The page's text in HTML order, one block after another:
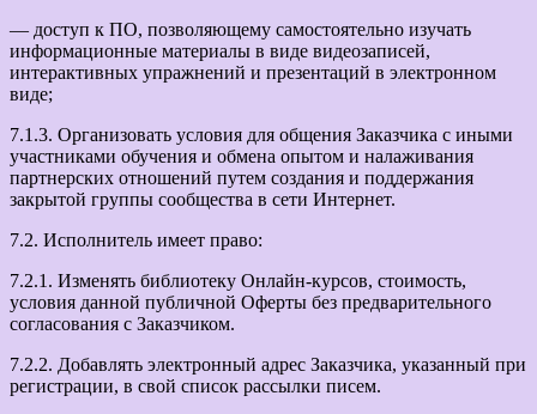
— доступ к ПО, позволяющему самостоятельно изучать
информационные материалы в виде видеозаписей,
интерактивных упражнений и презентаций в электронном
виде;
7.1.3. Организовать условия для общения Заказчика с иными
участниками обучения и обмена опытом и налаживания
партнерских отношений путем создания и поддержания
закрытой группы сообщества в сети Интернет.
7.2. Исполнитель имеет право:
7.2.1. Изменять библиотеку Онлайн-курсов, стоимость,
условия данной публичной Оферты без предварительного
согласования с Заказчиком.
7.2.2. Добавлять электронный адрес Заказчика, указанный при
регистрации, в свой список рассылки писем.